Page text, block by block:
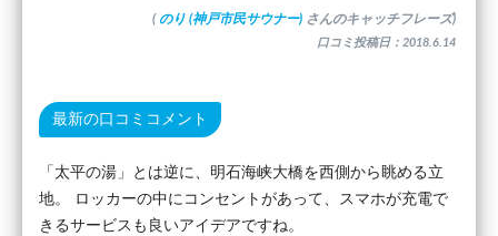
( のり (神戸市民サウナー) さんのキャッチフレーズ)
口コミ投稿日：2018.6.14
最新の口コミコメント
「太平の湯」とは逆に、明石海峡大橋を西側から眺める立
地。 ロッカーの中にコンセントがあって、スマホが充電で
きるサービスも良いアイデアですね。